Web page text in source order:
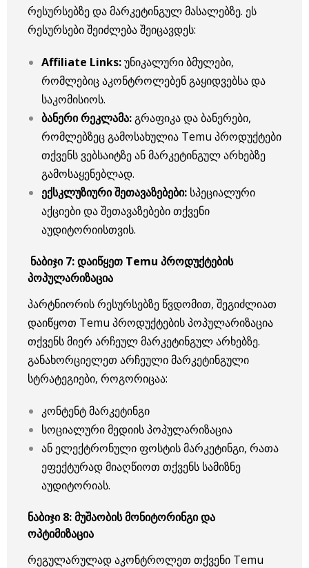
რესურსებზე და მარკეტინგულ მასალებზე. ეს
რესურსები შეიძლება შეიცავდეს:
Affiliate Links:უნიკალური ბმულები,
რომლებიც აკონტროლებენ გაყიდვებსა და
საკომისიოს.
ბანერირეკლამა:გრაფიკა და ბანერები,
რომლებზეც გამოსახულია Temu პროდუქტები
თქვენს ვებსაიტზე ან მარკეტინგულ არხებზე
გამოსაყენებლად.
ექსკლუზიურიშეთავაზებები: სპეციალური
აქციები და შეთავაზებები თქვენი
აუდიტორიისთვის.
ნაბიჯი7:დაიწყეთ Temu პროდუქტების
პოპულარიზაცია
პარტნიორის რესურსებზე წვდომით, შეგიძლიათ
დაიწყოთ Temu პროდუქტების პოპულარიზაცია
თქვენს მიერ არჩეულ მარკეტინგულ არხებზე.
განახორციელეთ არჩეული მარკეტინგული
სტრატეგიები, როგორიცაა:
კონტენტ მარკეტინგი
სოციალური მედიის პოპულარიზაცია
ან ელექტრონული ფოსტის მარკეტინგი, რათა
ეფექტურად მიაღწიოთ თქვენს სამიზნე
აუდიტორიას.
ნაბიჯი8:მუშაობისმონიტორინგიდა
ოპტიმიზაცია
რეგულარულად აკონტროლეთ თქვენი Temu